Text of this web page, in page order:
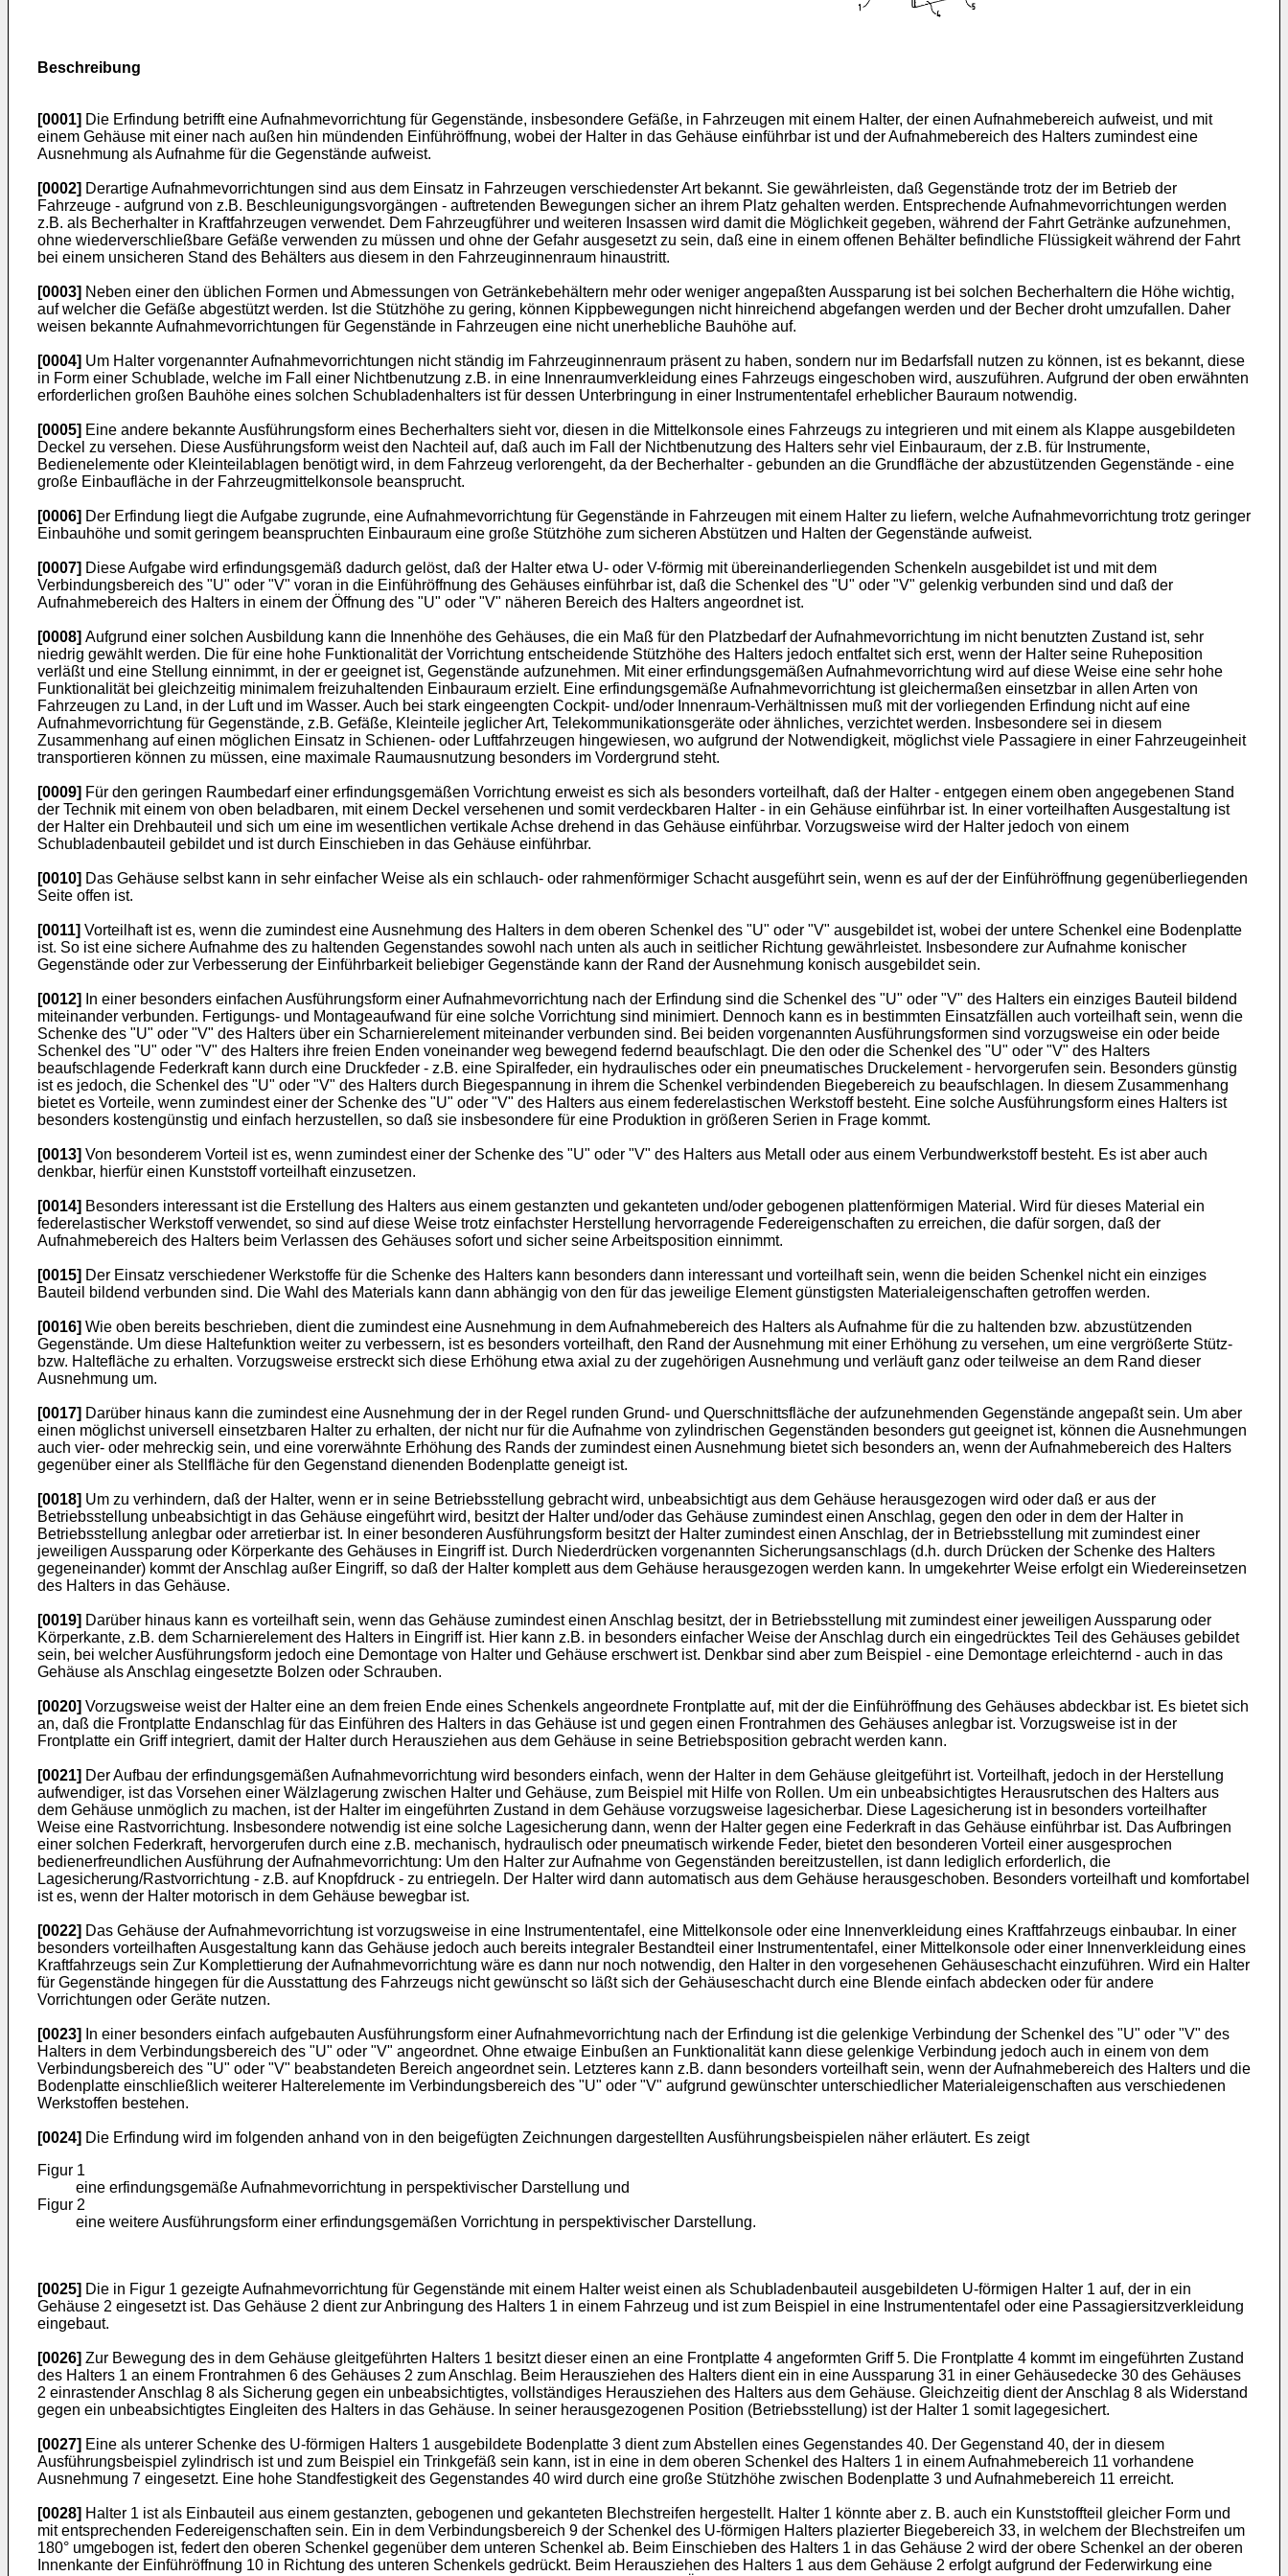
Beschreibung
[0001] Die Erfindung betrifft eine Aufnahmevorrichtung für Gegenstände, insbesondere Gefäße, in Fahrzeugen mit einem Halter, der einen Aufnahmebereich aufweist, und mit
einem Gehäuse mit einer nach außen hin mündenden Einführöffnung, wobei der Halter in das Gehäuse einführbar ist und der Aufnahmebereich des Halters zumindest eine
Ausnehmung als Aufnahme für die Gegenstände aufweist.
[0002] Derartige Aufnahmevorrichtungen sind aus dem Einsatz in Fahrzeugen verschiedenster Art bekannt. Sie gewährleisten, daß Gegenstände trotz der im Betrieb der
Fahrzeuge - aufgrund von z.B. Beschleunigungsvorgängen - auftretenden Bewegungen sicher an ihrem Platz gehalten werden. Entsprechende Aufnahmevorrichtungen werden
z.B. als Becherhalter in Kraftfahrzeugen verwendet. Dem Fahrzeugführer und weiteren Insassen wird damit die Möglichkeit gegeben, während der Fahrt Getränke aufzunehmen,
ohne wiederverschließbare Gefäße verwenden zu müssen und ohne der Gefahr ausgesetzt zu sein, daß eine in einem offenen Behälter befindliche Flüssigkeit während der Fahrt
bei einem unsicheren Stand des Behälters aus diesem in den Fahrzeuginnenraum hinaustritt.
[0003] Neben einer den üblichen Formen und Abmessungen von Getränkebehältern mehr oder weniger angepaßten Aussparung ist bei solchen Becherhaltern die Höhe wichtig,
auf welcher die Gefäße abgestützt werden. Ist die Stützhöhe zu gering, können Kippbewegungen nicht hinreichend abgefangen werden und der Becher droht umzufallen. Daher
weisen bekannte Aufnahmevorrichtungen für Gegenstände in Fahrzeugen eine nicht unerhebliche Bauhöhe auf.
[0004] Um Halter vorgenannter Aufnahmevorrichtungen nicht ständig im Fahrzeuginnenraum präsent zu haben, sondern nur im Bedarfsfall nutzen zu können, ist es bekannt, diese
in Form einer Schublade, welche im Fall einer Nichtbenutzung z.B. in eine Innenraumverkleidung eines Fahrzeugs eingeschoben wird, auszuführen. Aufgrund der oben erwähnten
erforderlichen großen Bauhöhe eines solchen Schubladenhalters ist für dessen Unterbringung in einer Instrumententafel erheblicher Bauraum notwendig.
[0005] Eine andere bekannte Ausführungsform eines Becherhalters sieht vor, diesen in die Mittelkonsole eines Fahrzeugs zu integrieren und mit einem als Klappe ausgebildeten
Deckel zu versehen. Diese Ausführungsform weist den Nachteil auf, daß auch im Fall der Nichtbenutzung des Halters sehr viel Einbauraum, der z.B. für Instrumente,
Bedienelemente oder Kleinteilablagen benötigt wird, in dem Fahrzeug verlorengeht, da der Becherhalter - gebunden an die Grundfläche der abzustützenden Gegenstände - eine
große Einbaufläche in der Fahrzeugmittelkonsole beansprucht.
[0006] Der Erfindung liegt die Aufgabe zugrunde, eine Aufnahmevorrichtung für Gegenstände in Fahrzeugen mit einem Halter zu liefern, welche Aufnahmevorrichtung trotz geringer
Einbauhöhe und somit geringem beanspruchten Einbauraum eine große Stützhöhe zum sicheren Abstützen und Halten der Gegenstände aufweist.
[0007] Diese Aufgabe wird erfindungsgemäß dadurch gelöst, daß der Halter etwa U- oder V-förmig mit übereinanderliegenden Schenkeln ausgebildet ist und mit dem
Verbindungsbereich des "U" oder "V" voran in die Einführöffnung des Gehäuses einführbar ist, daß die Schenkel des "U" oder "V" gelenkig verbunden sind und daß der
Aufnahmebereich des Halters in einem der Öffnung des "U" oder "V" näheren Bereich des Halters angeordnet ist.
[0008] Aufgrund einer solchen Ausbildung kann die Innenhöhe des Gehäuses, die ein Maß für den Platzbedarf der Aufnahmevorrichtung im nicht benutzten Zustand ist, sehr
niedrig gewählt werden. Die für eine hohe Funktionalität der Vorrichtung entscheidende Stützhöhe des Halters jedoch entfaltet sich erst, wenn der Halter seine Ruheposition
verläßt und eine Stellung einnimmt, in der er geeignet ist, Gegenstände aufzunehmen. Mit einer erfindungsgemäßen Aufnahmevorrichtung wird auf diese Weise eine sehr hohe
Funktionalität bei gleichzeitig minimalem freizuhaltenden Einbauraum erzielt. Eine erfindungsgemäße Aufnahmevorrichtung ist gleichermaßen einsetzbar in allen Arten von
Fahrzeugen zu Land, in der Luft und im Wasser. Auch bei stark eingeengten Cockpit- und/oder Innenraum-Verhältnissen muß mit der vorliegenden Erfindung nicht auf eine
Aufnahmevorrichtung für Gegenstände, z.B. Gefäße, Kleinteile jeglicher Art, Telekommunikationsgeräte oder ähnliches, verzichtet werden. Insbesondere sei in diesem
Zusammenhang auf einen möglichen Einsatz in Schienen- oder Luftfahrzeugen hingewiesen, wo aufgrund der Notwendigkeit, möglichst viele Passagiere in einer Fahrzeugeinheit
transportieren können zu müssen, eine maximale Raumausnutzung besonders im Vordergrund steht.
[0009] Für den geringen Raumbedarf einer erfindungsgemäßen Vorrichtung erweist es sich als besonders vorteilhaft, daß der Halter - entgegen einem oben angegebenen Stand
der Technik mit einem von oben beladbaren, mit einem Deckel versehenen und somit verdeckbaren Halter - in ein Gehäuse einführbar ist. In einer vorteilhaften Ausgestaltung ist
der Halter ein Drehbauteil und sich um eine im wesentlichen vertikale Achse drehend in das Gehäuse einführbar. Vorzugsweise wird der Halter jedoch von einem
Schubladenbauteil gebildet und ist durch Einschieben in das Gehäuse einführbar.
[0010] Das Gehäuse selbst kann in sehr einfacher Weise als ein schlauch- oder rahmenförmiger Schacht ausgeführt sein, wenn es auf der der Einführöffnung gegenüberliegenden
Seite offen ist.
[0011] Vorteilhaft ist es, wenn die zumindest eine Ausnehmung des Halters in dem oberen Schenkel des "U" oder "V" ausgebildet ist, wobei der untere Schenkel eine Bodenplatte
ist. So ist eine sichere Aufnahme des zu haltenden Gegenstandes sowohl nach unten als auch in seitlicher Richtung gewährleistet. Insbesondere zur Aufnahme konischer
Gegenstände oder zur Verbesserung der Einführbarkeit beliebiger Gegenstände kann der Rand der Ausnehmung konisch ausgebildet sein.
[0012]
In einer besonders einfachen Ausführungsform einer Aufnahmevorrichtung nach der Erfindung sind die Schenkel des "U" oder "V" des Halters ein einziges Bauteil bildend
miteinander verbunden. Fertigungs- und Montageaufwand für eine solche Vorrichtung sind minimiert. Dennoch kann es in bestimmten Einsatzfällen auch vorteilhaft sein, wenn die
Schenke des "U" oder "V" des Halters über ein Scharnierelement miteinander verbunden sind. Bei beiden vorgenannten Ausführungsformen sind vorzugsweise ein oder beide
Schenkel des "U" oder "V" des Halters ihre freien Enden voneinander weg bewegend federnd beaufschlagt. Die den oder die Schenkel des "U" oder "V" des Halters
beaufschlagende Federkraft kann durch eine Druckfeder - z.B. eine Spiralfeder, ein hydraulisches oder ein pneumatisches Druckelement - hervorgerufen sein. Besonders günstig
ist es jedoch, die Schenkel des "U" oder "V" des Halters durch Biegespannung in ihrem die Schenkel verbindenden Biegebereich zu beaufschlagen. In diesem Zusammenhang
bietet es Vorteile, wenn zumindest einer der Schenke des "U" oder "V" des Halters aus einem federelastischen Werkstoff besteht. Eine solche Ausführungsform eines Halters ist
besonders kostengünstig und einfach herzustellen, so daß sie insbesondere für eine Produktion in größeren Serien in Frage kommt.
[0013] Von besonderem Vorteil ist es, wenn zumindest einer der Schenke des "U" oder "V" des Halters aus Metall oder aus einem Verbundwerkstoff besteht. Es ist aber auch
denkbar, hierfür einen Kunststoff vorteilhaft einzusetzen.
[0014] Besonders interessant ist die Erstellung des Halters aus einem gestanzten und gekanteten und/oder gebogenen plattenförmigen Material. Wird für dieses Material ein
federelastischer Werkstoff verwendet, so sind auf diese Weise trotz einfachster Herstellung hervorragende Federeigenschaften zu erreichen, die dafür sorgen, daß der
Aufnahmebereich des Halters beim Verlassen des Gehäuses sofort und sicher seine Arbeitsposition einnimmt.
[0015] Der Einsatz verschiedener Werkstoffe für die Schenke des Halters kann besonders dann interessant und vorteilhaft sein, wenn die beiden Schenkel nicht ein einziges
Bauteil bildend verbunden sind. Die Wahl des Materials kann dann abhängig von den für das jeweilige Element günstigsten Materialeigenschaften getroffen werden.
[0016] Wie oben bereits beschrieben, dient die zumindest eine Ausnehmung in dem Aufnahmebereich des Halters als Aufnahme für die zu haltenden bzw. abzustützenden
Gegenstände. Um diese Haltefunktion weiter zu verbessern, ist es besonders vorteilhaft, den Rand der Ausnehmung mit einer Erhöhung zu versehen, um eine vergrößerte Stütz-
bzw. Haltefläche zu erhalten. Vorzugsweise erstreckt sich diese Erhöhung etwa axial zu der zugehörigen Ausnehmung und verläuft ganz oder teilweise an dem Rand dieser
Ausnehmung um.
[0017] Darüber hinaus kann die zumindest eine Ausnehmung der in der Regel runden Grund- und Querschnittsfläche der aufzunehmenden Gegenstände angepaßt sein. Um aber
einen möglichst universell einsetzbaren Halter zu erhalten, der nicht nur für die Aufnahme von zylindrischen Gegenständen besonders gut geeignet ist, können die Ausnehmungen
auch vier- oder mehreckig sein, und eine vorerwähnte Erhöhung des Rands der zumindest einen Ausnehmung bietet sich besonders an, wenn der Aufnahmebereich des Halters
gegenüber einer als Stellfläche für den Gegenstand dienenden Bodenplatte geneigt ist.
[0018] Um zu verhindern, daß der Halter, wenn er in seine Betriebsstellung gebracht wird, unbeabsichtigt aus dem Gehäuse herausgezogen wird oder daß er aus der
Betriebsstellung unbeabsichtigt in das Gehäuse eingeführt wird, besitzt der Halter und/oder das Gehäuse zumindest einen Anschlag, gegen den oder in dem der Halter in
Betriebsstellung anlegbar oder arretierbar ist. In einer besonderen Ausführungsform besitzt der Halter zumindest einen Anschlag, der in Betriebsstellung mit zumindest einer
jeweiligen Aussparung oder Körperkante des Gehäuses in Eingriff ist. Durch Niederdrücken vorgenannten Sicherungsanschlags (d.h. durch Drücken der Schenke des Halters
gegeneinander) kommt der Anschlag außer Eingriff, so daß der Halter komplett aus dem Gehäuse herausgezogen werden kann. In umgekehrter Weise erfolgt ein Wiedereinsetzen
des Halters in das Gehäuse.
[0019] Darüber hinaus kann es vorteilhaft sein, wenn das Gehäuse zumindest einen Anschlag besitzt, der in Betriebsstellung mit zumindest einer jeweiligen Aussparung oder
Körperkante, z.B. dem Scharnierelement des Halters in Eingriff ist. Hier kann z.B. in besonders einfacher Weise der Anschlag durch ein eingedrücktes Teil des Gehäuses gebildet
sein, bei welcher Ausführungsform jedoch eine Demontage von Halter und Gehäuse erschwert ist. Denkbar sind aber zum Beispiel - eine Demontage erleichternd - auch in das
Gehäuse als Anschlag eingesetzte Bolzen oder Schrauben.
[0020] Vorzugsweise weist der Halter eine an dem freien Ende eines Schenkels angeordnete Frontplatte auf, mit der die Einführöffnung des Gehäuses abdeckbar ist. Es bietet sich
an, daß die Frontplatte Endanschlag für das Einführen des Halters in das Gehäuse ist und gegen einen Frontrahmen des Gehäuses anlegbar ist. Vorzugsweise ist in der
Frontplatte ein Griff integriert, damit der Halter durch Herausziehen aus dem Gehäuse in seine Betriebsposition gebracht werden kann.
[0021] Der Aufbau der erfindungsgemäßen Aufnahmevorrichtung wird besonders einfach, wenn der Halter in dem Gehäuse gleitgeführt ist. Vorteilhaft, jedoch in der Herstellung
aufwendiger, ist das Vorsehen einer Wälzlagerung zwischen Halter und Gehäuse, zum Beispiel mit Hilfe von Rollen. Um ein unbeabsichtigtes Herausrutschen des Halters aus
dem Gehäuse unmöglich zu machen, ist der Halter im eingeführten Zustand in dem Gehäuse vorzugsweise lagesicherbar. Diese Lagesicherung ist in besonders vorteilhafter
Weise eine Rastvorrichtung. Insbesondere notwendig ist eine solche Lagesicherung dann, wenn der Halter gegen eine Federkraft in das Gehäuse einführbar ist. Das Aufbringen
einer solchen Federkraft, hervorgerufen durch eine z.B. mechanisch, hydraulisch oder pneumatisch wirkende Feder, bietet den besonderen Vorteil einer ausgesprochen
bedienerfreundlichen Ausführung der Aufnahmevorrichtung: Um den Halter zur Aufnahme von Gegenständen bereitzustellen, ist dann lediglich erforderlich, die
Lagesicherung/Rastvorrichtung - z.B. auf Knopfdruck - zu entriegeln. Der Halter wird dann automatisch aus dem Gehäuse herausgeschoben. Besonders vorteilhaft und komfortabel
ist es, wenn der Halter motorisch in dem Gehäuse bewegbar ist.
[0022] Das Gehäuse der Aufnahmevorrichtung ist vorzugsweise in eine Instrumententafel, eine Mittelkonsole oder eine Innenverkleidung eines Kraftfahrzeugs einbaubar. In einer
besonders vorteilhaften Ausgestaltung kann das Gehäuse jedoch auch bereits integraler Bestandteil einer Instrumententafel, einer Mittelkonsole oder einer Innenverkleidung eines
Kraftfahrzeugs sein Zur Komplettierung der Aufnahmevorrichtung wäre es dann nur noch notwendig, den Halter in den vorgesehenen Gehäuseschacht einzuführen. Wird ein Halter
für Gegenstände hingegen für die Ausstattung des Fahrzeugs nicht gewünscht so läßt sich der Gehäuseschacht durch eine Blende einfach abdecken oder für andere
Vorrichtungen oder Geräte nutzen.
[0023]
In einer besonders einfach aufgebauten Ausführungsform einer Aufnahmevorrichtung nach der Erfindung ist die gelenkige Verbindung der Schenkel des "U" oder "V" des
Halters in dem Verbindungsbereich des "U" oder "V" angeordnet. Ohne etwaige Einbußen an Funktionalität kann diese gelenkige Verbindung jedoch auch in einem von dem
Verbindungsbereich des "U" oder "V" beabstandeten Bereich angeordnet sein. Letzteres kann z.B. dann besonders vorteilhaft sein, wenn der Aufnahmebereich des Halters und die
Bodenplatte einschließlich weiterer Halterelemente im Verbindungsbereich des "U" oder "V" aufgrund gewünschter unterschiedlicher Materialeigenschaften aus verschiedenen
Werkstoffen bestehen.
[0024] Die Erfindung wird im folgenden anhand von in den beigefügten Zeichnungen dargestellten Ausführungsbeispielen näher erläutert. Es zeigt
Figur 1
eine erfindungsgemäße Aufnahmevorrichtung in perspektivischer Darstellung und
Figur 2
eine weitere Ausführungsform einer erfindungsgemäßen Vorrichtung in perspektivischer Darstellung.
[0025] Die in Figur 1 gezeigte Aufnahmevorrichtung für Gegenstände mit einem Halter weist einen als Schubladenbauteil ausgebildeten U-förmigen Halter 1 auf, der in ein
Gehäuse 2 eingesetzt ist. Das Gehäuse 2 dient zur Anbringung des Halters 1 in einem Fahrzeug und ist zum Beispiel in eine Instrumententafel oder eine Passagiersitzverkleidung
eingebaut.
[0026] Zur Bewegung des in dem Gehäuse gleitgeführten Halters 1 besitzt dieser einen an eine Frontplatte 4 angeformten Griff 5. Die Frontplatte 4 kommt im eingeführten Zustand
des Halters 1 an einem Frontrahmen 6 des Gehäuses 2 zum Anschlag. Beim Herausziehen des Halters dient ein in eine Aussparung 31 in einer Gehäusedecke 30 des Gehäuses
2 einrastender Anschlag 8 als Sicherung gegen ein unbeabsichtigtes, vollständiges Herausziehen des Halters aus dem Gehäuse. Gleichzeitig dient der Anschlag 8 als Widerstand
gegen ein unbeabsichtigtes Eingleiten des Halters in das Gehäuse. In seiner herausgezogenen Position (Betriebsstellung) ist der Halter 1 somit lagegesichert.
[0027] Eine als unterer Schenke des U-förmigen Halters 1 ausgebildete Bodenplatte 3 dient zum Abstellen eines Gegenstandes 40. Der Gegenstand 40, der in diesem
Ausführungsbeispiel zylindrisch ist und zum Beispiel ein Trinkgefäß sein kann, ist in eine in dem oberen Schenkel des Halters 1 in einem Aufnahmebereich 11 vorhandene
Ausnehmung 7 eingesetzt. Eine hohe Standfestigkeit des Gegenstandes 40 wird durch eine große Stützhöhe zwischen Bodenplatte 3 und Aufnahmebereich 11 erreicht.
[0028] Halter 1 ist als Einbauteil aus einem gestanzten, gebogenen und gekanteten Blechstreifen hergestellt. Halter 1 könnte aber z. B. auch ein Kunststoffteil gleicher Form und
mit entsprechenden Federeigenschaften sein. Ein in dem Verbindungsbereich 9 der Schenkel des U-förmigen Halters plazierter Biegebereich 33, in welchem der Blechstreifen um
180° umgebogen ist, federt den oberen Schenkel gegenüber dem unteren Schenkel ab. Beim Einschieben des Halters 1 in das Gehäuse 2 wird der obere Schenkel an der oberen
Innenkante der Einführöffnung 10 in Richtung des unteren Schenkels gedrückt. Beim Herausziehen des Halters 1 aus dem Gehäuse 2 erfolgt aufgrund der Federwirkung eine